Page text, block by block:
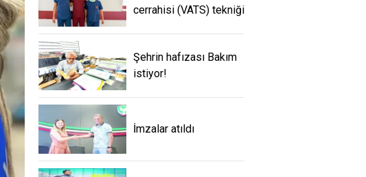
cerrahisi (VATS) tekniği
Şehrin hafızası Bakım
istiyor!
İmzalar atıldı